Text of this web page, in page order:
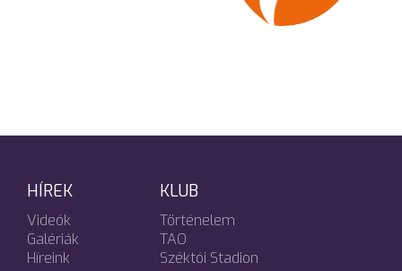
HÍREK
Videók
Galériák
Híreink
KLUB
Történelem
TAO
Széktói Stadion